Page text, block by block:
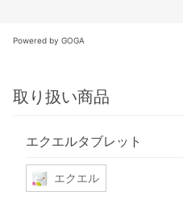
Powered by GOGA
取り扱い商品
エクエルタブレット
エクエル